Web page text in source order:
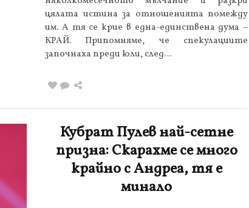
цялата истина за отношенията помежду
им. А тя се крие в една-единствена дума –
КРАЙ. Припомняме, че спекулациите
започнаха преди юли, след…
Кубрат Пулев най-сетне
призна: Скарахме се много
крайно с Андреа, тя е
минало